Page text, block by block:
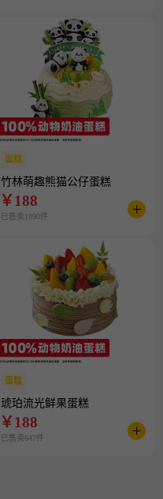
蛋糕
竹林萌趣熊猫公仔蛋糕
￥188
已售卖1090件
蛋糕
琥珀流光鲜果蛋糕
￥188
已售卖647件